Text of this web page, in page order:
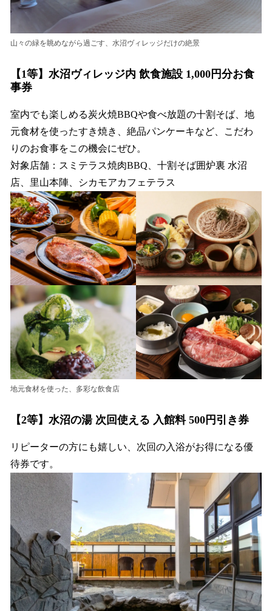
山々の緑を眺めながら過ごす、水沼ヴィレッジだけの絶景
【1等】水沼ヴィレッジ内 飲食施設 1,000円分お食
事券
室内でも楽しめる炭火焼BBQや食べ放題の十割そば、地
元食材を使ったすき焼き、絶品パンケーキなど、こだわ
りのお食事をこの機会にぜひ。
対象店舗：スミテラス焼肉BBQ、十割そば囲炉裏 水沼
店、里山本陣、シカモアカフェテラス
地元食材を使った、多彩な飲食店
【2等】水沼の湯 次回使える 入館料 500円引き券
リピーターの方にも嬉しい、次回の入浴がお得になる優
待券です。